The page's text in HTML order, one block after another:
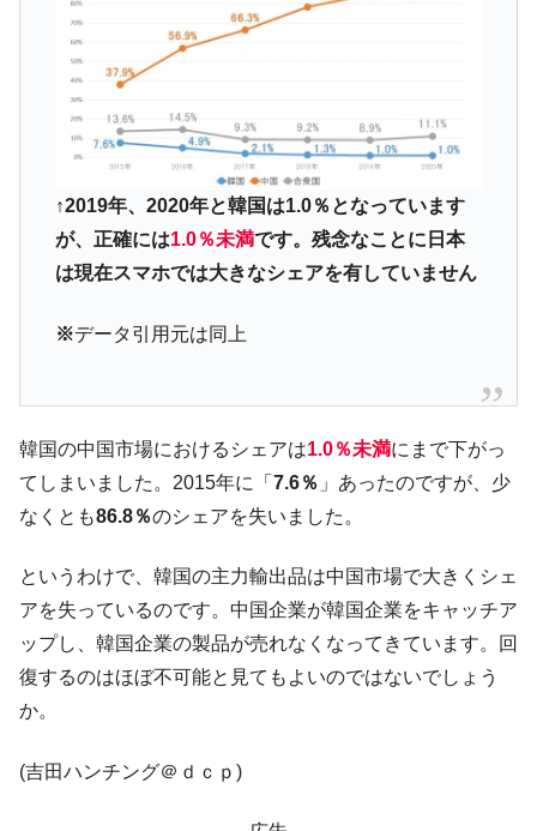
『Money1』
韓国化学企業最大手『ロッテケミカル』純
借入金が約8兆。信用格付け「ネガティブ」にダウン
Fact1
日本の誇る海洋資源調査船『白嶺』は先進技術の
夏の甲子園、優勝校を最も多く輩出している都道
府県とは？
Fact1 今話題の「楽天ライオンズ」とは？
Fact1 奇跡の毛色「白毛馬」とは？
Fact1
全て勝つといくら？ 競馬GI競走で勝利騎手がもら
なスーパーリーグとは？
Fact1
日本人マスターズ挑戦の歴史。松山以前に最高位
だった選手とは？
Fact1
甲子園通算本塁打、最多の清原に次いで多く打っ
ている意外な選手とは？
Fact1 セレクトセールの高額取引馬が稼いだ金額とは？
↑2019年、2020年と韓国は1.0％となっています
が、正確には1.0％未満です。残念なことに日本
は現在スマホでは大きなシェアを有していません
※データ引用元は同上
韓国の中国市場におけるシェアは1.0％未満にまで下がっ
てしまいました。2015年に「 7.6％ 」あったのですが、少
なくとも86.8％のシェアを失いました。
というわけで、韓国の主力輸出品は中国市場で大きくシェ
アを失っているのです。中国企業が韓国企業をキャッチア
ップし、韓国企業の製品が売れなくなってきています。回
復するのはほぼ不可能と見てもよいのではないでしょう
か。
(吉田ハンチング＠ｄｃｐ)